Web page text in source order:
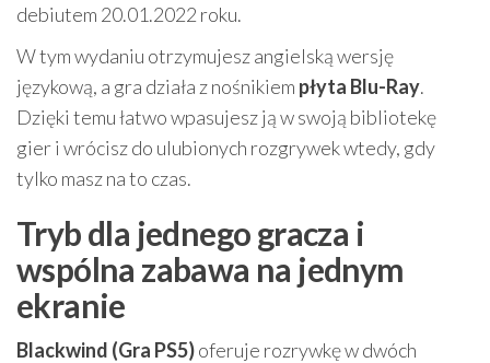
debiutem 20.01.2022 roku.
W tym wydaniu otrzymujesz angielską wersję
językową, a gra działa z nośnikiem płyta Blu-Ray.
Dzięki temu łatwo wpasujesz ją w swoją bibliotekę
gier i wrócisz do ulubionych rozgrywek wtedy, gdy
tylko masz na to czas.
Tryb dla jednego gracza i
wspólna zabawa na jednym
ekranie
Blackwind (Gra PS5)oferuje rozrywkę w dwóch